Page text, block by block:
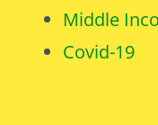
Middle
Covid-19